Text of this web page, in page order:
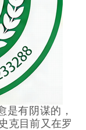
是有阴谋的，
克目前又在罗